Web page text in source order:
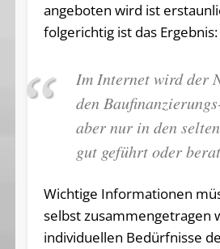
angeboten wird ist
folgerichtig ist das Ergebnis:
Im Internet wird der
den
aber nur in den
gut geführt oder
Wichtige Informationen
selbst zusammengetragen
individuellen Bedürfnisse